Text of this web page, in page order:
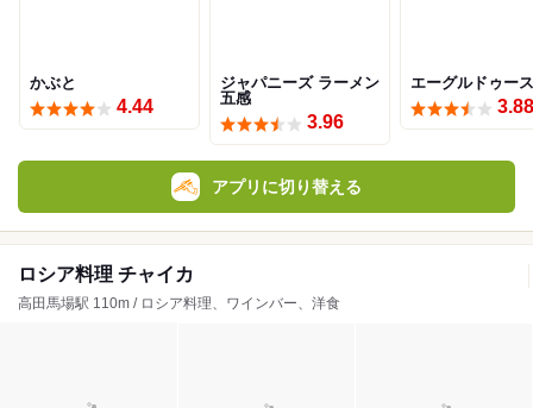
かぶと
4.44
ジャパニーズ ラーメン
五感
3.96
エーグルドゥース
3.88
アプリに切り替える
ロシア料理 チャイカ
高田馬場駅 110m / ロシア料理、ワインバー、洋食